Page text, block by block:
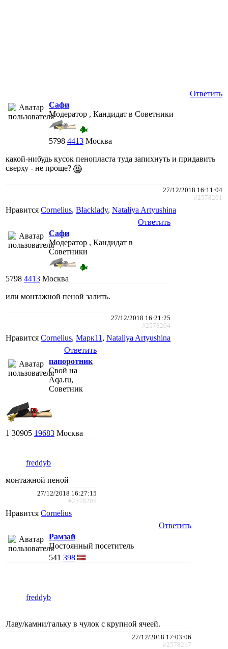
Ответить
Сафи
Модератор , Кандидат в Советники
5798 4413 Москва
какой-нибудь кусок пенопласта туда запихнуть и придавить
сверху - не проще?
27/12/2018 16:11:04
#2578201
Нравится Cornelius, Blacklady, Nataliya Artyushina
Ответить
Сафи
Модератор , Кандидат в
Советники
5798 4413 Москва
или монтажной пеной залить.
27/12/2018 16:21:25
#2578204
Нравится Cornelius, Марк11 , Nataliya Artyushina
Ответить
папоротник
Свой на
Aqa.ru,
Советник
1 30905 19683 Москва
freddyb
монтажной пеной
27/12/2018 16:27:15
#2578205
Нравится Cornelius
Ответить
Рамзай
Постоянный посетитель
541 398
freddyb
Лаву/камни/гальку в чулок с крупной ячеей.
27/12/2018 17:03:06
#2578217